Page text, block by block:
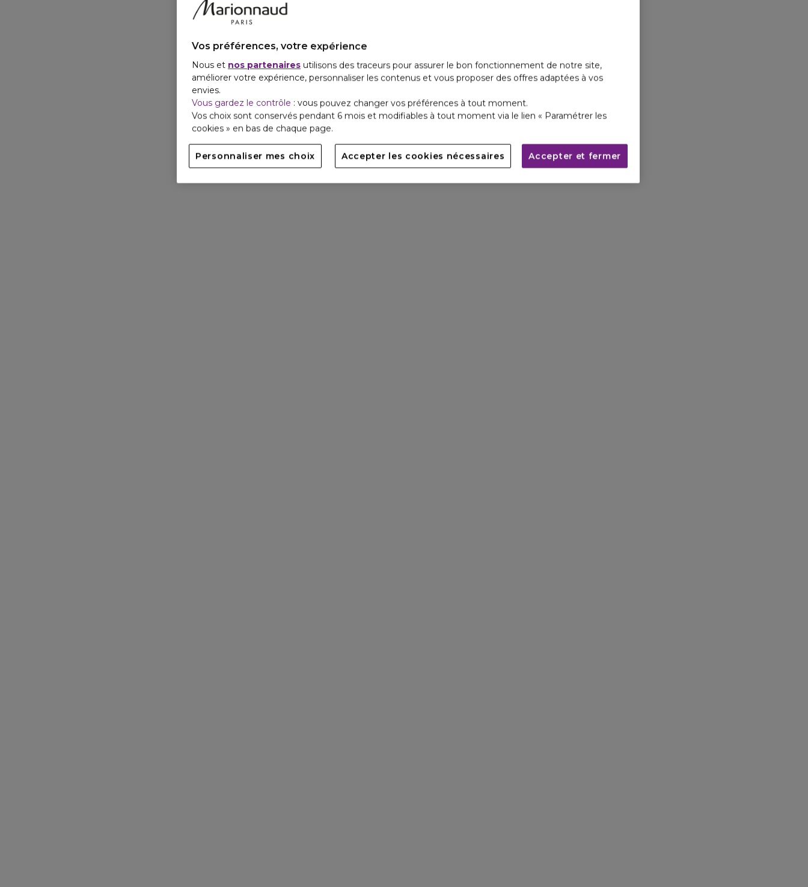
Vos préférences, votre expérience
Nous et nos partenaires utilisons des traceurs pour assurer le bon fonctionnement de notre site,
améliorer votre expérience, personnaliser les contenus et vous proposer des offres adaptées à vos
envies.
Vous gardez le contrôle : vous pouvez changer vos préférences à tout moment.
Vos choix sont conservés pendant 6 mois et modifiables à tout moment via le lien « Paramétrer les
cookies » en bas de chaque page.
Personnaliser mes choix Accepter les cookies nécessaires Accepter et fermer